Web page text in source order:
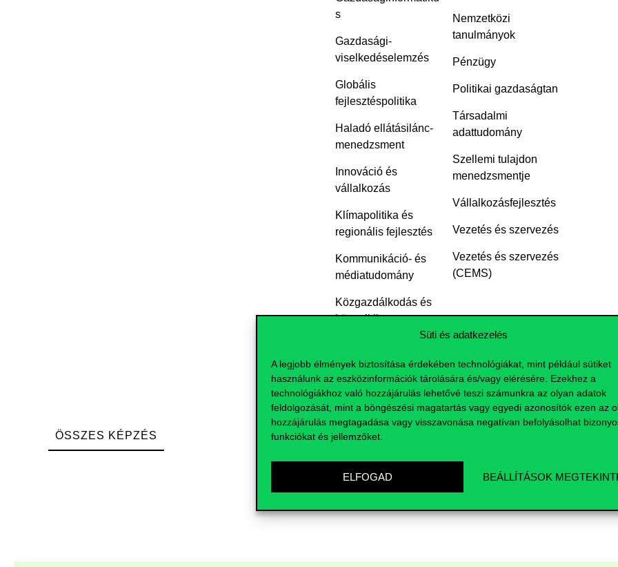
Süti és adatkezelés
A legjobb élmények biztosítása érdekében technológiákat, mint például sütiket
használunk az eszközinformációk tárolására és/vagy elérésére. Ezekhez a
technológiákhoz való hozzájárulás lehetővé teszi számunkra az olyan adatok
feldolgozását, mint a böngészési magatartás vagy egyedi azonosítók ezen az
hozzájárulás megtagadása vagy visszavonása negatívan befolyásolhat
funkciókat és jellemzőket.
ELFOGAD BEÁLLÍTÁSOK
s
Gazdasági-
viselkedéselemzés
Globális
fejlesztéspolitika
Haladó ellátásilánc-
menedzsment
Innováció és
vállalkozás
Klímapolitika és
regionális fejlesztés
Kommunikáció- és
médiatudomány
Közgazdálkodás és
közpolitika
elemző
Nemzetközi
tanulmányok
Pénzügy
Politikai gazdaságtan
Társadalmi
adattudomány
Szellemi tulajdon
menedzsmentje
Vállalkozásfejlesztés
Vezetés és szervezés
Vezetés és szervezés
(CEMS)
ÖSSZES KÉPZÉS